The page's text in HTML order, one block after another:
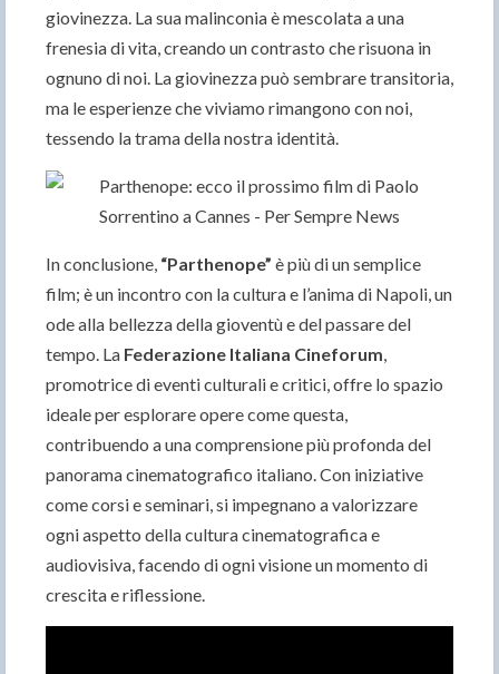
giovinezza. La sua malinconia è mescolata a una
frenesia di vita, creando un contrasto che risuona in
ognuno di noi. La giovinezza può sembrare transitoria,
ma le esperienze che viviamo rimangono con noi,
tessendo la trama della nostra identità.
In conclusione, “Parthenope” è più di un semplice
film; è un incontro con la cultura e l’anima di Napoli, un
ode alla bellezza della gioventù e del passare del
tempo. La Federazione Italiana Cineforum,
promotrice di eventi culturali e critici, offre lo spazio
ideale per esplorare opere come questa,
contribuendo a una comprensione più profonda del
panorama cinematografico italiano. Con iniziative
come corsi e seminari, si impegnano a valorizzare
ogni aspetto della cultura cinematografica e
audiovisiva, facendo di ogni visione un momento di
crescita e riflessione.